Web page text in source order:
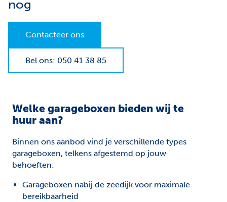
nog
Contacteer ons
Bel ons: 050 41 38 85
Welke garageboxen bieden wij te
huur aan?
Binnen ons aanbod vind je verschillende types
garageboxen, telkens afgestemd op jouw
behoeften:
Garageboxen nabij de zeedijk voor maximale
bereikbaarheid